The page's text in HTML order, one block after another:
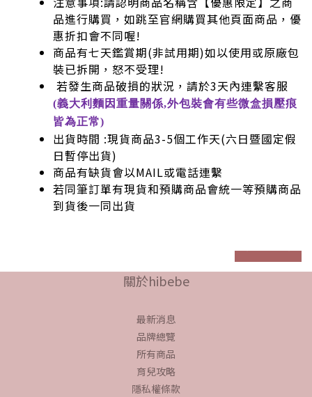
品進行購買，如跳至官網購買其他頁面商品，優
惠折扣會不同喔!
商品有七天鑑賞期(非試用期)如以使用或原廠包
裝已拆開，怒不受理!
若發生商品破損的狀況，請於3天內連繫客服
(義大利麵因重量關係,外包裝會有些微盒損壓痕
皆為正常)
出貨時間 :現貨商品3-5個工作天(六日暨國定假
日暫停出貨)
商品有缺貨會以MAIL或電話連繫
若同筆訂單有現貨和預購商品會統一等預購商品
到貨後一同出貨
prev next
關於hibebe
最新消息
品牌總覽
所有商品
育兒攻略
隱私權條款